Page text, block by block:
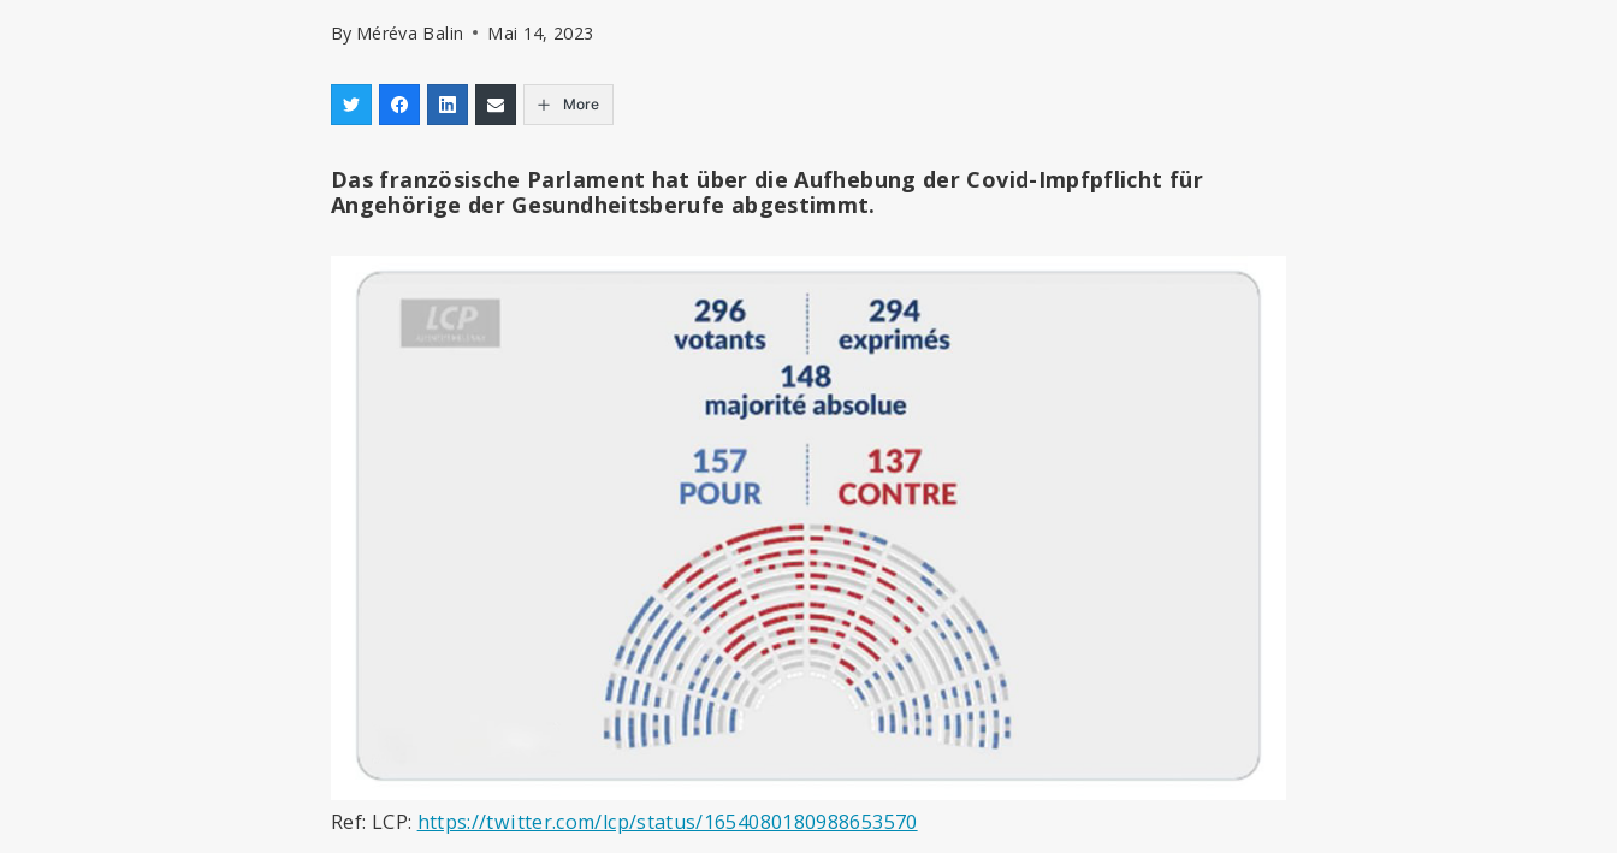
By Méréva Balin Mai 14, 2023
More
Das französische Parlament hat über die Aufhebung der Covid-Impfpflicht für
Angehörige der Gesundheitsberufe abgestimmt.
Ref: LCP: https://twitter.com/lcp/status/1654080180988653570